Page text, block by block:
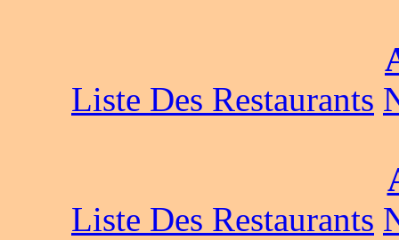
Liste Des Restaurants
Liste Des Restaurants